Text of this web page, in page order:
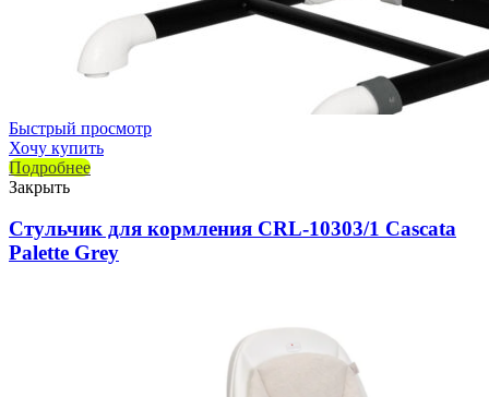
Быстрый просмотр
Хочу купить
Подробнее
Закрыть
Стульчик для кормления CRL-10303/1 Cascata
Palette Grey